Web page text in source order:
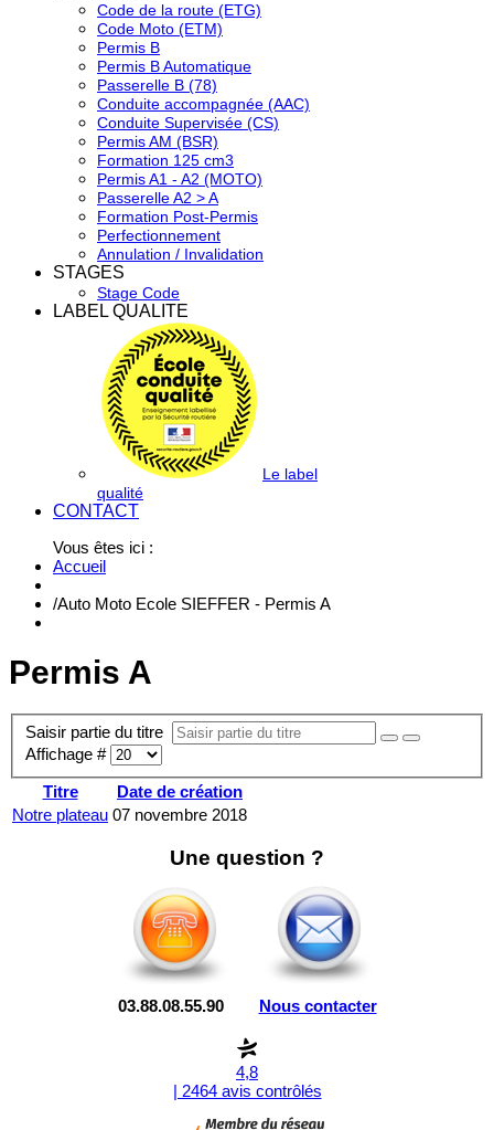
Code de la route (ETG)
Code Moto (ETM)
Permis B
Permis B Automatique
Passerelle B (78)
Conduite accompagnée (AAC)
Conduite Supervisée (CS)
Permis AM (BSR)
Formation 125 cm3
Permis A1 - A2 (MOTO)
Passerelle A2 > A
Formation Post-Permis
Perfectionnement
Annulation / Invalidation
STAGES
Stage Code
LABEL QUALITE
Le label
qualité
CONTACT
Vous êtes ici :
Accueil
/Auto Moto Ecole SIEFFER - Permis A
Permis A
Saisir partie du titre
Affichage #
Titre
Date de création
Notre plateau 07 novembre 2018
Une question ?
03.88.08.55.90 Nous contacter
4,8
| 2464 avis contrôlés